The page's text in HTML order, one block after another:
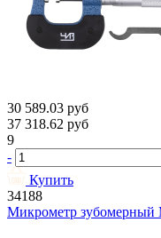
30 589.03 руб
37 318.62 руб
9
-
Купить
34188
Микрометр